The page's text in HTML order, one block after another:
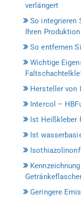
verlängert
So integrieren
Ihren
So entfernen
Wichtige
Hersteller von
Intercol –
Ist Heißkleber
Ist
Geringere